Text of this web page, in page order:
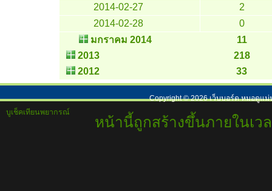
2014-02-27
2
2014-02-28
0
มกราคม 2014
11
2013
218
2012
33
Copyright ©2026เว็บบอร์ด หมอดูแม่
บูเช็คเทียนพยากรณ์
หน้านี้ถูกสร้างขึ้นภายในเว